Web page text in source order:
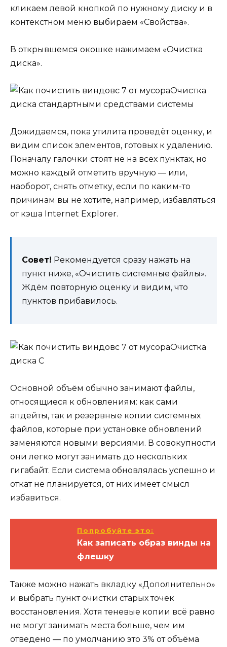
кликаем левой кнопкой по нужному диску и в
контекстном меню выбираем «Свойства».
В открывшемся окошке нажимаем «Очистка
диска».
Очистка
диска стандартными средствами системы
Дожидаемся, пока утилита проведёт оценку, и
видим список элементов, готовых к удалению.
Поначалу галочки стоят не на всех пунктах, но
можно каждый отметить вручную — или,
наоборот, снять отметку, если по каким-то
причинам вы не хотите, например, избавляться
от кэша Internet Explorer.
Совет! Рекомендуется сразу нажать на
пункт ниже, «Очистить системные файлы».
Ждём повторную оценку и видим, что
пунктов прибавилось.
Очистка
диска C
Основной объём обычно занимают файлы,
относящиеся к обновлениям: как сами
апдейты, так и резервные копии системных
файлов, которые при установке обновлений
заменяются новыми версиями. В совокупности
они легко могут занимать до нескольких
гигабайт. Если система обновлялась успешно и
откат не планируется, от них имеет смысл
избавиться.
Попробуйте это:
Как записать образ винды на
флешку
Также можно нажать вкладку «Дополнительно»
и выбрать пункт очистки старых точек
восстановления. Хотя теневые копии всё равно
не могут занимать места больше, чем им
отведено — по умолчанию это 3% от объёма